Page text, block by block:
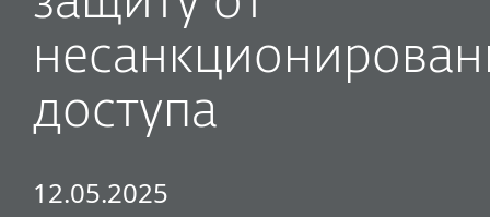
доступа
12.05.2025